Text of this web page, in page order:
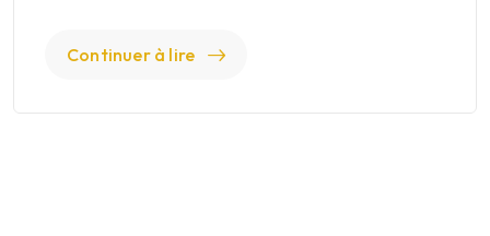
Continuer à lire